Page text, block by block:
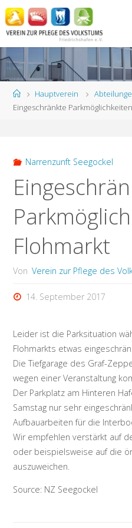
Zum
Inhalt
springen
StartHauptverein
Eingeschränkte
Narrenzunft Seegockel
Flohmarkt
Von Verein zur Pflege des
14. September 2017
Leider ist die Parksituation
Flohmarkts etwas
Die Tiefgarage des Graf-
wegen einer Veranstaltung
Der Parkplatz am Hinteren
Samstag nur sehr
Aufbauarbeiten für die
Wir empfehlen verstärkt auf
oder beispielsweise auf die
auszuweichen.
Source: NZ Seegockel